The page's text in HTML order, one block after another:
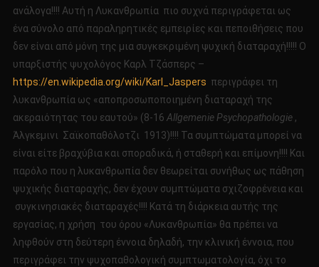
ανάλογα!!!! Αυτή η Λυκανθρωπία πιο συχνά περιγράφεται ως
ένα σύνολο από παραληρητικές εμπειρίες και πεποιθήσεις που
δεν είναι από μόνη της μια συγκεκριμένη ψυχική διαταραχή!!!!! Ο
υπαρξιστής ψυχολόγος Καρλ Τζάσπερς –
https://en.wikipedia.org/wiki/Karl_Jaspers περιγράφει τη
λυκανθρωπία ως «αποπροσωποποιημένη διαταραχή της
ακεραιότητας του εαυτού» (8-16 Allgemenie Psychopathologie,
Άλγκεμινι Σαϊκοπαθόλοτζι 1913)!!!! Τα συμπτώματα μπορεί να
είναι είτε βραχύβια και σποραδικά, ή σταθερή και επίμονη!!!! Και
παρόλο που η λυκανθρωπία δεν θεωρείται συνήθως ως πάθηση
ψυχικής διαταραχής, δεν έχουν συμπτώματα σχιζοφρένεια και
συγκινησιακές διαταραχές!!!! Κατά τη διάρκεια αυτής της
εργασίας, η χρήση του όρου «Λυκανθρωπία» θα πρέπει να
ληφθούν στη δεύτερη έννοια δηλαδή, την κλινική έννοια, που
περιγράφει την ψυχοπαθολογική συμπτωματολογία, όχι το